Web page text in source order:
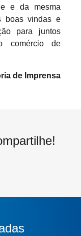
e da mesma
boas vindas e
para juntos
comércio de
de Imprensa